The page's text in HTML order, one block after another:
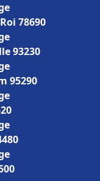
78690
93230
95290